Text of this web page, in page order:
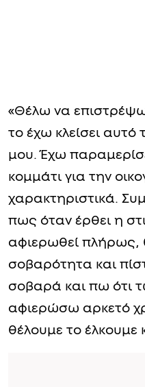
«Θέλω να
το έχω κλείσει
μου. Έχω
κομμάτι για την
χαρακτηριστικά.
πως όταν έρθει η
αφιερωθεί πλήρως,
σοβαρότητα και
σοβαρά και πω ότι
αφιερώσω αρκετό
θέλουμε το έλκουμε